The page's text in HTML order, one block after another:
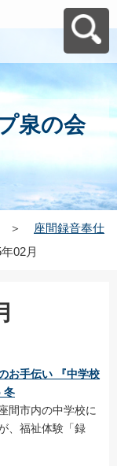
泉の会
＞
座間録音奉仕
02月
お手伝い 『中学校
冬
間市内の中学校に
、福祉体験「録